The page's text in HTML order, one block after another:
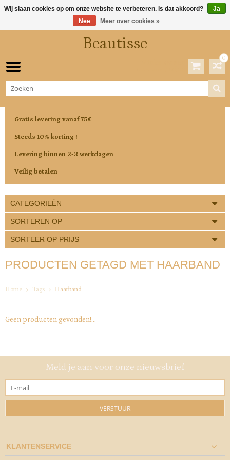
Beautisse
0
Gratis levering vanaf 75€
Steeds 10% korting !
Levering binnen 2-3 werkdagen
Veilig betalen
CATEGORIEËN
SORTEREN OP
SORTEER OP PRIJS
PRODUCTEN GETAGD MET HAARBAND
Home Tags Haarband
Geen producten gevonden!...
Meld je aan voor onze nieuwsbrief
VERSTUUR
KLANTENSERVICE
Wij slaan cookies op om onze website te verbeteren. Is dat akkoord?
Ja
Nee
Meer over cookies »